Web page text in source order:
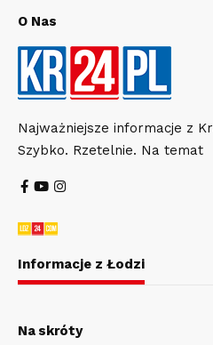
O Nas
Najważniejsze informacje z
Szybko. Rzetelnie. Na temat
Informacje z Łodzi
Na skróty